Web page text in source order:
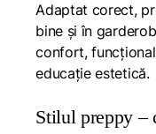
Adaptat corect,
bine și în
confort,
educație estetică.
Stilul preppy –